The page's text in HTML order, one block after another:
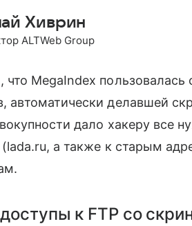
Хиврин
ALTWeb Group
что MegaIndex
автоматически делавшей
дало хакеру все
а также к старым
к FTP со